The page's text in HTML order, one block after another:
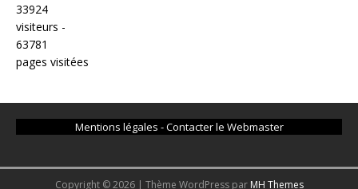
33924
visiteurs -
63781
pages visitées
Mentions légales -Contacter le Webmaster
Copyright © 2026 | Thème WordPress par MH Themes